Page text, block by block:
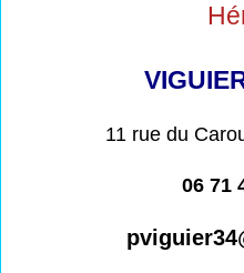
11 rue du
06 71